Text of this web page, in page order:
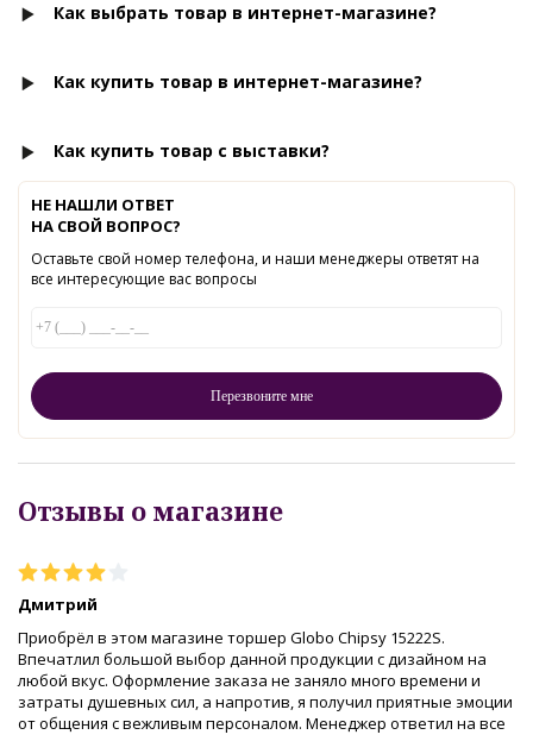
Как выбрать товар в интернет-магазине?
Как купить товар в интернет-магазине?
Как купить товар с выставки?
НЕ НАШЛИ ОТВЕТ
НА СВОЙ ВОПРОС?
Оставьте свой номер телефона, и наши менеджеры ответят на
все интересующие вас вопросы
Отзывы о магазине
Дмитрий
Приобрёл в этом магазине торшер Globo Chipsy 15222S.
Впечатлил большой выбор данной продукции с дизайном на
любой вкус. Оформление заказа не заняло много времени и
затраты душевных сил, а напротив, я получил приятные эмоции
от общения с вежливым персоналом. Менеджер ответил на все